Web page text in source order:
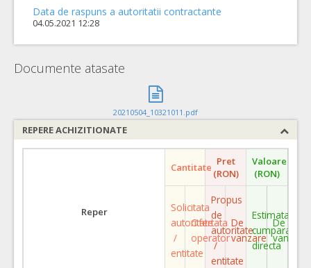
Data de raspuns a autoritatii contractante
04.05.2021 12:28
Documente atasate
20210504_10321011.pdf
REPERE ACHIZITIONATE
Reper
Cantitate Pret
(RON)
Valoare
(RON)
Solicitata
autoritate
/
entitate
Ofertata
operator
Propus
de
autoritate
/
entitate
De
vanzare
Estimata
cumparare
directa
De
vanzare